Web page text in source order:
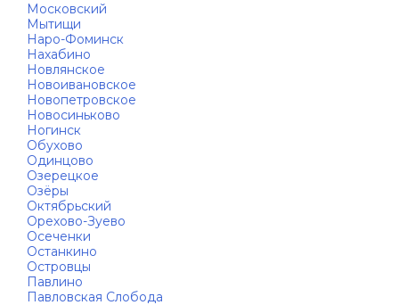
Московский
Мытищи
Наро-Фоминск
Нахабино
Новлянское
Новоивановское
Новопетровское
Новосиньково
Ногинск
Обухово
Одинцово
Озерецкое
Озёры
Октябрьский
Орехово-Зуево
Осеченки
Останкино
Островцы
Павлино
Павловская Слобода